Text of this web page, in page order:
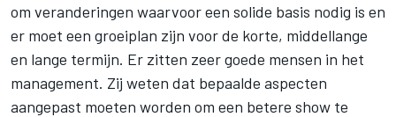
om veranderingen waarvoor een solide basis nodig is en
er moet een groeiplan zijn voor de korte, middellange
en lange termijn. Er zitten zeer goede mensen in het
management. Zij weten dat bepaalde aspecten
aangepast moeten worden om een betere show te